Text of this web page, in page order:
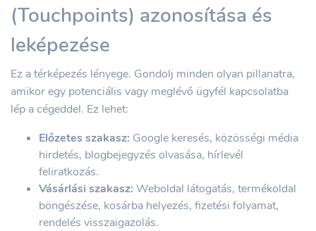
(Touchpoints) azonosítása és
leképezése
Ez a térképezés lényege. Gondolj minden olyan pillanatra,
amikor egy potenciális vagy meglévő ügyfél kapcsolatba
lép a cégeddel. Ez lehet:
Előzetes szakasz: Google keresés, közösségi média
hirdetés, blogbejegyzés olvasása, hírlevél
feliratkozás.
Vásárlási szakasz: Weboldal látogatás, termékoldal
böngészése, kosárba helyezés, fizetési folyamat,
rendelés visszaigazolás.